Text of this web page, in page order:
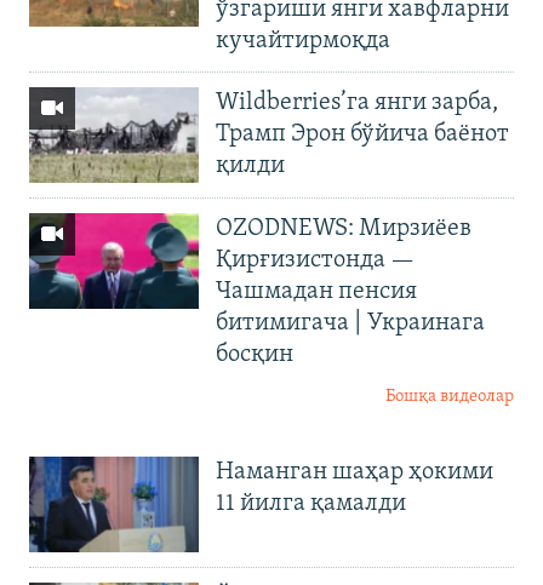
ўзгариши янги хавфларни
кучайтирмоқда
Wildberries’га янги зарба,
Трамп Эрон бўйича баёнот
қилди
OZODNEWS: Мирзиёев
Қирғизистонда —
Чашмадан пенсия
битимигача | Украинага
босқин
Бошқа видеолар
Наманган шаҳар ҳокими
11 йилга қамалди